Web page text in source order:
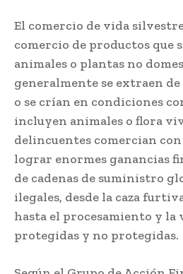
El comercio de vida
comercio de productos que
animales o plantas no
generalmente se extraen
o se crían en condiciones
incluyen animales o flora
delincuentes comercian
lograr enormes ganancias
de cadenas de suministro
ilegales, desde la caza
hasta el procesamiento y la
protegidas y no protegidas.